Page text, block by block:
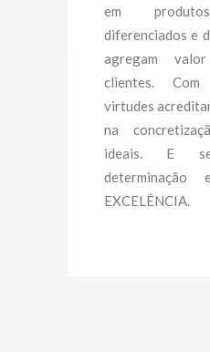
em
diferenciados e
agregam
clientes.
virtudes
na
ideais. E
determinação
EXCELÊNCIA.